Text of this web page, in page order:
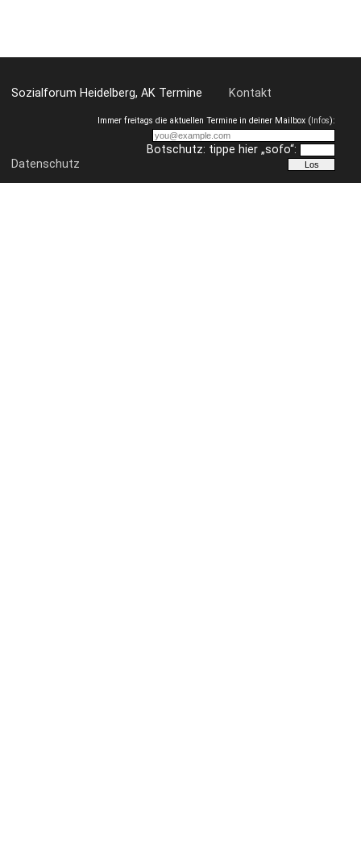
Sozialforum Heidelberg, AK Termine Kontakt
Datenschutz
Immer freitags die aktuellen Termine in deiner Mailbox (Infos):
Botschutz: tippe hier „sofo“: